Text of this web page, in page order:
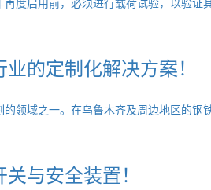
的定制化解决方案！
领域之一。在乌鲁木齐及周边地区的
与安全装置！